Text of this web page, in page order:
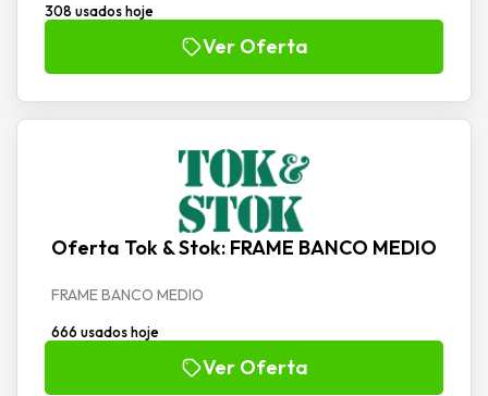
308 usados hoje
Ver Oferta
Oferta Tok & Stok: FRAME BANCO MEDIO
FRAME BANCO MEDIO
666 usados hoje
Ver Oferta